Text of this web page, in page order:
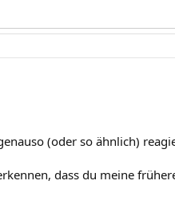
(oder so ähnlich)
dass du meine